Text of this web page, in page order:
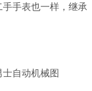
手表也一样，继承
自动机械图